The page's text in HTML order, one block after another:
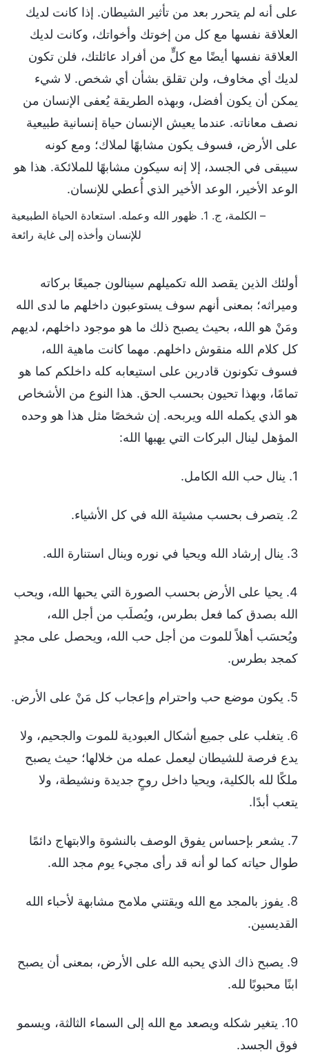
على أنه لم يتحرر بعد من تأثير الشيطان. إذا كانت لديك
العلاقة نفسها مع كل من إخوتك وأخواتك، وكانت لديك
العلاقة نفسها أيضًا مع كلٍّ من أفراد عائلتك، فلن تكون
لديك أي مخاوف، ولن تقلق بشأن أي شخص. لا شيء
يمكن أن يكون أفضل، وبهذه الطريقة يُعفى الإنسان من
نصف معاناته. عندما يعيش الإنسان حياة إنسانية طبيعية
على الأرض، فسوف يكون مشابهًا لملاك؛ ومع كونه
سيبقى في الجسد، إلا إنه سيكون مشابهًا للملائكة. هذا هو
الوعد الأخير، الوعد الأخير الذي أُعطي للإنسان.
– الكلمة، ج. 1. ظهور الله وعمله. استعادة الحياة الطبيعية
للإنسان وأخذه إلى غاية رائعة
أولئك الذين يقصد الله تكميلهم سينالون جميعًا بركاته
وميراثه؛ بمعنى أنهم سوف يستوعبون داخلهم ما لدى الله
ومَنْ هو الله، بحيث يصبح ذلك ما هو موجود داخلهم، لديهم
كل كلام الله منقوش داخلهم. مهما كانت ماهية الله،
فسوف تكونون قادرين على استيعابه كله داخلكم كما هو
تمامًا، وبهذا تحيون بحسب الحق. هذا النوع من الأشخاص
هو الذي يكمله الله ويربحه. إن شخصًا مثل هذا هو وحده
المؤهل لينال البركات التي يهبها الله:
1. ينال حب الله الكامل.
2. يتصرف بحسب مشيئة الله في كل الأشياء.
3. ينال إرشاد الله ويحيا في نوره وينال استنارة الله.
4. يحيا على الأرض بحسب الصورة التي يحبها الله، ويحب
الله بصدق كما فعل بطرس، ويُصلَب من أجل الله،
ويُحسَب أهلاً للموت من أجل حب الله، ويحصل على مجدٍ
كمجد بطرس.
5. يكون موضع حب واحترام وإعجاب كل مَنْ على الأرض.
6. يتغلب على جميع أشكال العبودية للموت والجحيم، ولا
يدع فرصة للشيطان ليعمل عمله من خلالها؛ حيث يصبح
ملكًا لله بالكلية، ويحيا داخل روحٍ جديدة ونشيطة، ولا
يتعب أبدًا.
7. يشعر بإحساس يفوق الوصف بالنشوة والابتهاج دائمًا
طوال حياته كما لو أنه قد رأى مجيء يوم مجد الله.
8. يفوز بالمجد مع الله ويقتني ملامح مشابهة لأحباء الله
القديسين.
9. يصبح ذاك الذي يحبه الله على الأرض، بمعنى أن يصبح
ابنًا محبوبًا لله.
10. يتغير شكله ويصعد مع الله إلى السماء الثالثة، ويسمو
فوق الجسد.